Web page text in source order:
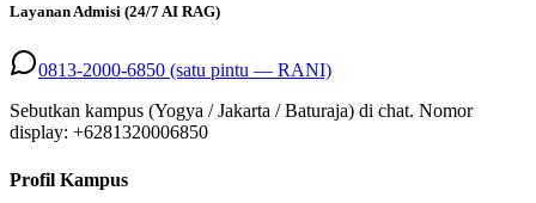
Layanan Admisi (24/7 AI RAG)
0813-2000-6850 (satu pintu — RANI)
Sebutkan kampus (Yogya / Jakarta / Baturaja) di chat. Nomor
display: +6281320006850
Profil Kampus